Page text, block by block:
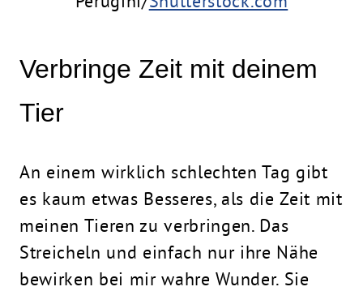
Verbringe Zeit mit deinem
Tier
An einem wirklich schlechten Tag gibt
es kaum etwas Besseres, als die Zeit mit
meinen Tieren zu verbringen. Das
Streicheln und einfach nur ihre Nähe
bewirken bei mir wahre Wunder. Sie